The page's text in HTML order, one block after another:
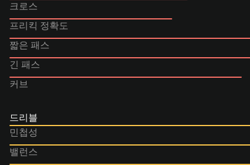
크로스
프리킥 정확도
짧은 패스
긴 패스
커브
드리블
민첩성
밸런스